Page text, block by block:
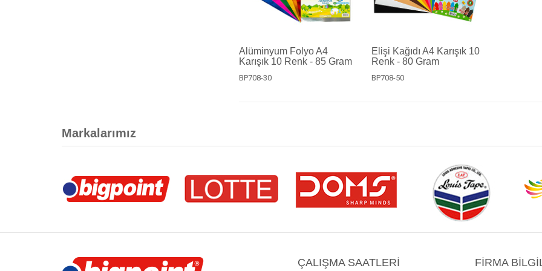
Alüminyum Folyo A4
Karışık 10 Renk - 85 Gram
BP708-30
Elişi Kağıdı A4 Karışık 10
Renk - 80 Gram
BP708-50
Markalarımız
ÇALIŞMA SAATLERI FIRMA